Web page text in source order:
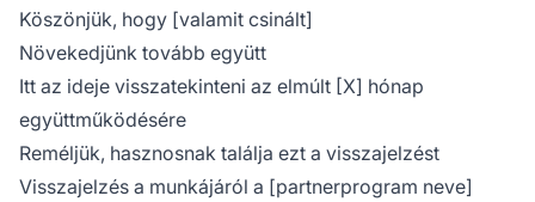
Köszönjük, hogy [valamit csinált]
Növekedjünk tovább együtt
Itt az ideje visszatekinteni az elmúlt [X] hónap
együttműködésére
Reméljük, hasznosnak találja ezt a visszajelzést
Visszajelzés a munkájáról a [partnerprogram neve]